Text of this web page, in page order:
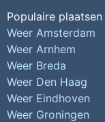
Populaire plaatsen
Weer Amsterdam
Weer Arnhem
Weer Breda
Weer Den Haag
Weer Eindhoven
Weer Groningen